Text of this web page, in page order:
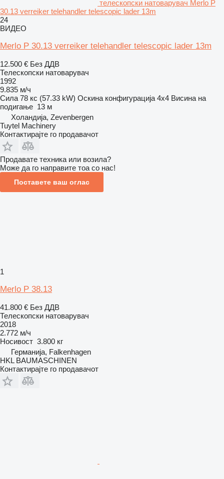
телескопски натоварувач Merlo P
30.13 verreiker telehandler telescopic lader 13m
24
ВИДЕО
Merlo P 30.13 verreiker telehandler telescopic lader 13m
12.500 € Без ДДВ
Телескопски натоварувач
1992
9.835 м/ч
Сила 78 кс (57.33 kW) Оскина конфигурација 4x4 Висина на
подигање 13 м
Холандија, Zevenbergen
Tuytel Machinery
Контактирајте го продавачот
Продавате техника или возила?
Може да го направите тоа со нас!
Поставете ваш оглас
1
Merlo P 38.13
41.800 € Без ДДВ
Телескопски натоварувач
2018
2.772 м/ч
Носивост 3.800 кг
Германија, Falkenhagen
HKL BAUMASCHINEN
Контактирајте го продавачот